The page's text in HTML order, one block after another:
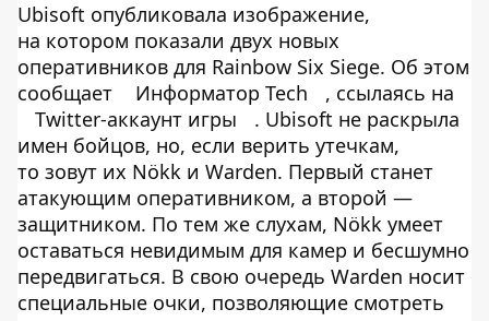
Ubisoft опубликовала изображение,
на котором показали двух новых
оперативников для Rainbow Six Siege. Об этом
сообщает
Информатор Tech
, ссылаясь на
Twitter-аккаунт игры
. Ubisoft не раскрыла
имен бойцов, но, если верить утечкам,
то зовут их Nökk и Warden. Первый станет
атакующим оперативником, а второй —
защитником. По тем же слухам, Nökk умеет
оставаться невидимым для камер и бесшумно
передвигаться. В свою очередь Warden носит
специальные очки, позволяющие смотреть